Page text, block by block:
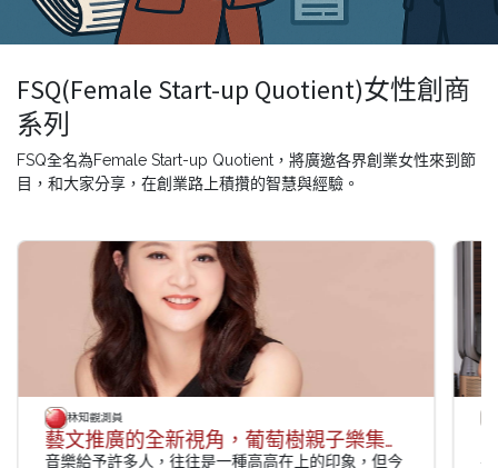
FSQ(Female Start-up Quotient)女性創商
系列
FSQ全名為Female Start-up Quotient，將廣邀各界創業女性來到節
目，和大家分享，在創業路上積攢的智慧與經驗。
秝知觀測員
藝文推廣的全新視角，葡萄樹親子樂集蒲孝慈的音樂人生
音樂給予許多人，往往是一種高高在上的印象，但今